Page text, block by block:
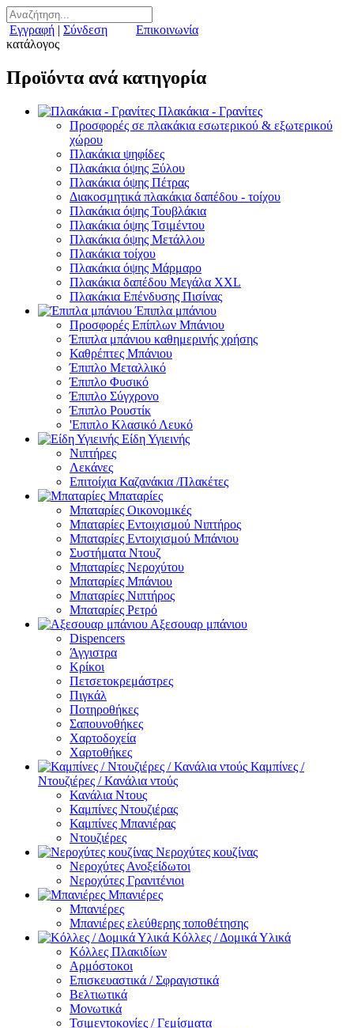
Εγγραφή | Σύνδεση
Επικοινωνία
κατάλογος
Προϊόντα ανά κατηγορία
Πλακάκια - Γρανίτες
Προσφορές σε πλακάκια εσωτερικού & εξωτερικού
χώρου
Πλακάκια ψηφίδες
Πλακάκια όψης Ξύλου
Πλακάκια όψης Πέτρας
Διακοσμητικά πλακάκια δαπέδου - τοίχου
Πλακάκια όψης Τουβλάκια
Πλακάκια όψης Τσιμέντου
Πλακάκια όψης Μετάλλου
Πλακάκια τοίχου
Πλακάκια όψης Μάρμαρο
Πλακάκια δαπέδου Μεγάλα XXL
Πλακάκια Επένδυσης Πισίνας
Έπιπλα μπάνιου
Προσφορές Επίπλων Μπάνιου
Έπιπλα μπάνιου καθημερινής χρήσης
Καθρέπτες Μπάνιου
Έπιπλο Μεταλλικό
Έπιπλο Φυσικό
Έπιπλο Σύγχρονο
Έπιπλο Ρουστίκ
'Επιπλο Κλασικό Λευκό
Είδη Υγιεινής
Νιπτήρες
Λεκάνες
Επιτοίχια Καζανάκια /Πλακέτες
Μπαταρίες
Μπαταρίες Οικονομικές
Μπαταρίες Εντοιχισμού Νιπτήρος
Μπαταρίες Εντοιχισμού Μπάνιου
Συστήματα Ντουζ
Μπαταρίες Νεροχύτου
Μπαταρίες Μπάνιου
Μπαταρίες Νιπτήρος
Μπαταρίες Ρετρό
Αξεσουαρ μπάνιου
Dispencers
Άγγιστρα
Κρίκοι
Πετσετοκρεμάστρες
Πιγκάλ
Ποτηροθήκες
Σαπουνοθήκες
Χαρτοδοχεία
Χαρτοθήκες
Καμπίνες /
Ντουζιέρες / Κανάλια ντούς
Κανάλια Ντους
Καμπίνες Ντουζιέρας
Καμπίνες Μπανιέρας
Ντουζιέρες
Νεροχύτες κουζίνας
Νεροχύτες Ανοξείδωτοι
Νεροχύτες Γρανιτένιοι
Μπανιέρες
Μπανιέρες
Μπανιέρες ελεύθερης τοποθέτησης
Κόλλες / Δομικά Υλικά
Κόλλες Πλακιδίων
Αρμόστοκοι
Επισκευαστικά / Σφραγιστικά
Βελτιωτικά
Μονωτικά
Τσιμεντοκονίες / Γεμίσματα